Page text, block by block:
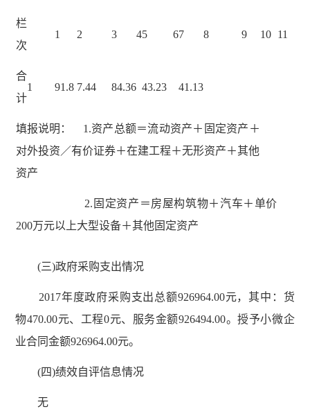
栏
次
1 2 3 45 67 8 9 10 11
合
计
1 91.8 7.44 84.36 43.23 41.13
填报说明： 1.资产总额＝流动资产＋固定资产＋
对外投资／有价证券＋在建工程＋无形资产＋其他
资产
2.固定资产＝房屋构筑物＋汽车＋单价
200万元以上大型设备＋其他固定资产
(三)政府采购支出情况
2017年度政府采购支出总额926964.00元，其中：货
物470.00元、工程0元、服务金额926494.00。授予小微企
业合同金额926964.00元。
(四)绩效自评信息情况
无